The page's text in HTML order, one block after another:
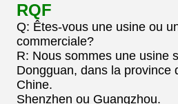
RQF
Q: Êtes-vous une usine ou
commerciale?
R: Nous sommes une usine
Dongguan, dans la province
Chine.
Shenzhen ou Guangzhou.